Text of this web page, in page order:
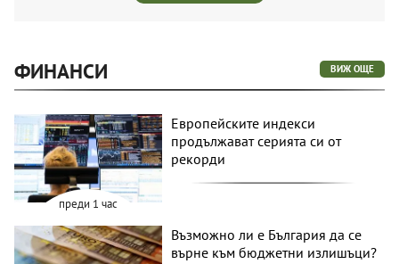
ФИНАНСИ ВИЖ ОЩЕ
преди 1 час
Европейските индекси
продължават серията си от
рекорди
Възможно ли е България да се
върне към бюджетни излишъци?